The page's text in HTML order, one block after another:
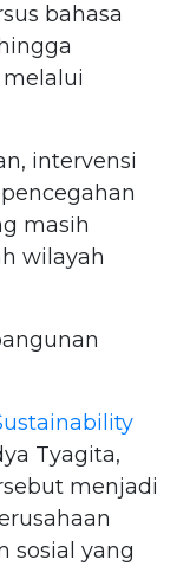
bahasa
intervensi
masih
wilayah
Tyagita,
menjadi
sosial yang